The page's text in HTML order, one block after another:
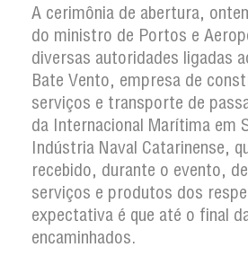
A cerimônia de abertura,
do ministro de Portos e
diversas autoridades ligadas
Bate Vento, empresa de
serviços e transporte de
da Internacional Marítima em
Indústria Naval Catarinense,
recebido, durante o evento,
serviços e produtos dos
expectativa é que até o final
encaminhados.